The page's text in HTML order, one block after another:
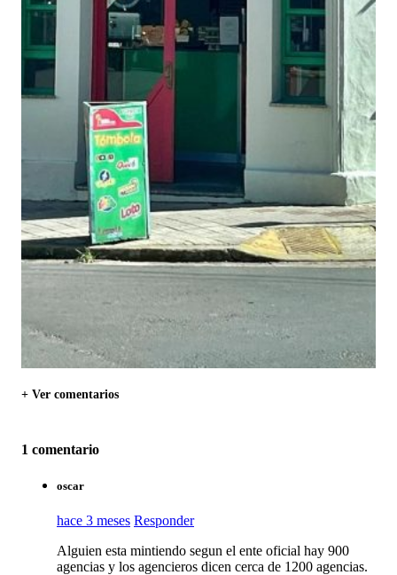
+ Ver comentarios
1 comentario
oscar
hace 3 meses Responder
Alguien esta mintiendo segun el ente oficial hay 900
agencias y los agencieros dicen cerca de 1200 agencias.